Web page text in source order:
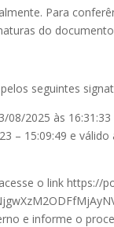
Para
do documento
seguintes
08/2025 às 16:31:33
– 15:09:49 e
o link https://
e informe o